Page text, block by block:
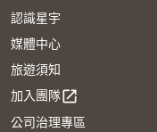
認識星宇
媒體中心
旅遊須知
加入團隊open_in_new
公司治理專區